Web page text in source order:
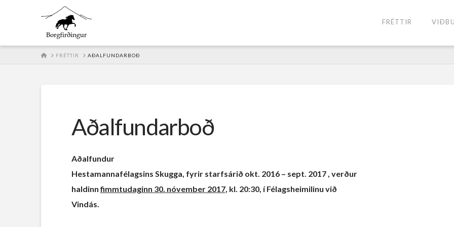
FRÉTTIR
HOMEFRÉTTIR AÐALFUNDARBOÐ
Aðalfundarboð
Aðalfundur
Hestamannafélagsins Skugga, fyrir starfsárið okt. 2016 – sept. 2017 , verður
haldinnfimmtudaginn 30. nóvember 2017, kl. 20:30, í Félagsheimilinu við
Vindás.